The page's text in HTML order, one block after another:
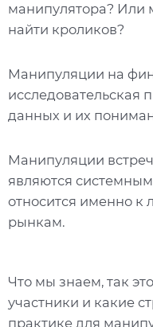
манипулятора? Или
найти кроликов?
Манипуляции на
исследовательская
данных и их
Манипуляции
являются
относится именно
рынкам.
Что мы знаем, так
участники и какие
практике для